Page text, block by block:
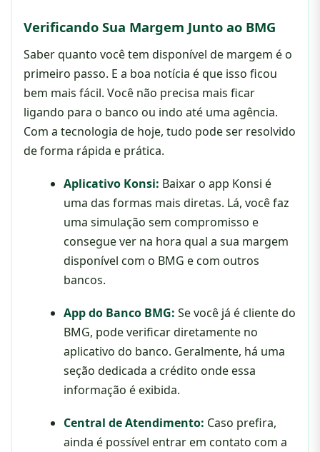
Verificando Sua Margem Junto ao BMG
Saber quanto você tem disponível de margem é o
primeiro passo. E a boa notícia é que isso ficou
bem mais fácil. Você não precisa mais ficar
ligando para o banco ou indo até uma agência.
Com a tecnologia de hoje, tudo pode ser resolvido
de forma rápida e prática.
Aplicativo Konsi: Baixar o app Konsi é
uma das formas mais diretas. Lá, você faz
uma simulação sem compromisso e
consegue ver na hora qual a sua margem
disponível com o BMG e com outros
bancos.
App do Banco BMG: Se você já é cliente do
BMG, pode verificar diretamente no
aplicativo do banco. Geralmente, há uma
seção dedicada a crédito onde essa
informação é exibida.
Central de Atendimento: Caso prefira,
ainda é possível entrar em contato com a